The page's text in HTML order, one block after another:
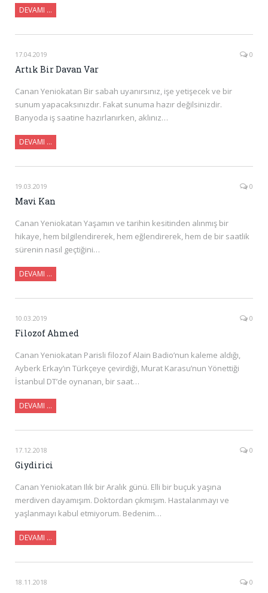
DEVAMI …
17.04.2019 0
Artık Bir Davan Var
Canan Yeniokatan Bir sabah uyanırsınız, işe yetişecek ve bir
sunum yapacaksınızdır. Fakat sunuma hazır değilsinizdir.
Banyoda iş saatine hazırlanırken, aklınız…
DEVAMI …
19.03.2019 0
Mavi Kan
Canan Yeniokatan Yaşamın ve tarihin kesitinden alınmış bir
hikaye, hem bilgilendirerek, hem eğlendirerek, hem de bir saatlik
sürenin nasıl geçtiğini…
DEVAMI …
10.03.2019 0
Filozof Ahmed
Canan Yeniokatan Parisli filozof Alain Badio’nun kaleme aldığı,
Ayberk Erkay’ın Türkçeye çevirdiği, Murat Karasu’nun Yönettiği
İstanbul DT’de oynanan, bir saat…
DEVAMI …
17.12.2018 0
Giydirici
Canan Yeniokatan Ilık bir Aralık günü. Elli bir buçuk yaşına
merdiven dayamışım. Doktordan çıkmışım. Hastalanmayı ve
yaşlanmayı kabul etmiyorum. Bedenim…
DEVAMI …
18.11.2018 0